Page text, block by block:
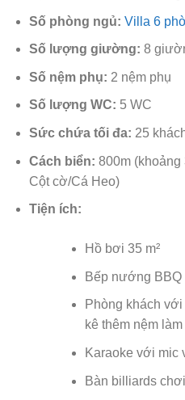
Số phòng ngủ: Villa 6
Số lượng giường: 8
Số nệm phụ: 2 nệm phụ
Số lượng WC: 5 WC
Sức chứa tối đa: 25
Cách biển: 800m (khoảng
Cột cờ/Cá Heo)
Tiện ích:
Hồ bơi 35 m²
Bếp nướng BBQ
Phòng khách
kê thêm nệm
Karaoke với mic
Bàn billiards